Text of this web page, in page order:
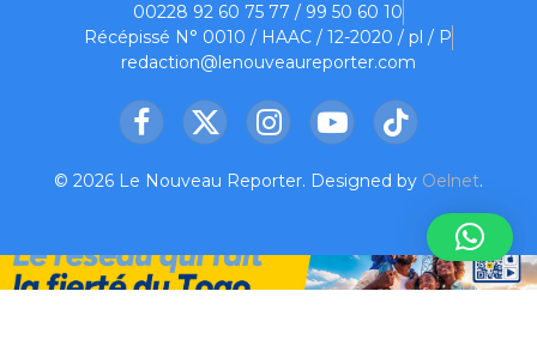
00228 92 60 75 77 / 99 50 60 10
Récépissé N° 0010 / HAAC / 12-2020 / pl / P
redaction@lenouveaureporter.com
Facebook
X
InstagramYouTubeTikTok
© 2026 Le Nouveau Reporter. Designed by Oelnet.